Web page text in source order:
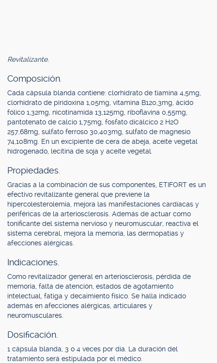
Revitalizante.
Composición.
Cada cápsula blanda contiene: clorhidrato de tiamina 4,5mg,
clorhidrato de piridoxina 1,05mg, vitamina B120,3mg, ácido
fólico 1,32mg, nicotinamida 13,125mg, riboflavina 0,55mg,
pantotenato de calcio 1,75mg, fosfato dicálcico 2 H2O
257,68mg, sulfato ferroso 30,403mg, sulfato de magnesio
74,108mg. En un excipiente de cera de abeja, aceite vegetal
hidrogenado, lecitina de soja y aceite vegetal.
Propiedades.
Gracias a la combinación de sus componentes, ETIFORT es un
efectivo revitalizante general que previene la
hipercolesterolemia, mejora las manifestaciones cardíacas y
periféricas de la arteriosclerosis. Además de actuar como
tonificante del sistema nervioso y neuromuscular, reactiva el
sistema cerebral, mejora la memoria, las dermopatías y
afecciones alérgicas.
Indicaciones.
Como revitalizador general en arteriosclerosis, pérdida de
memoria, falta de atención, estados de agotamiento
intelectual, fatiga y decaimiento físico. Se halla indicado
además en afecciones alérgicas, articulares y
neuromusculares.
Dosificación.
1 cápsula blanda, 3 o 4 veces por día. La duración del
tratamiento será estipulada por el médico.